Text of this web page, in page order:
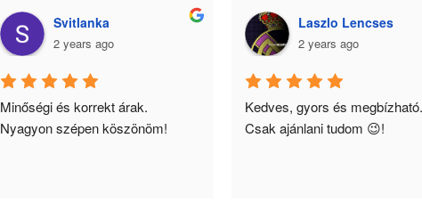
Svitlanka
2 years ago
Minőségi és korrekt árak.
Nyagyon szépen köszönöm!
Laszlo Lencses
2 years ago
Kedves, gyors és megbízható.
Csak ajánlani tudom 😉!